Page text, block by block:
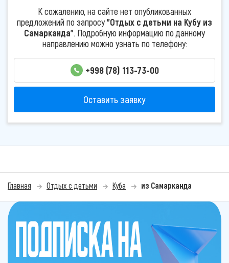
К сожалению, на сайте нет опубликованных
предложений по запросу"Отдых с детьми на Кубу из
Самарканда". Подробную информацию по данному
направлению можно узнать по телефону:
+998 (78) 113-73-00
Оставить заявку
Главная Отдых с детьми Куба из Самарканда